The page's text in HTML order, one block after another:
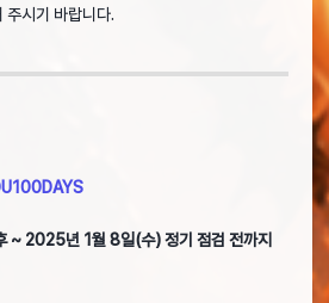
주시기 바랍니다.
~ 2025년 1월 8일(수) 정기 점검 전까지